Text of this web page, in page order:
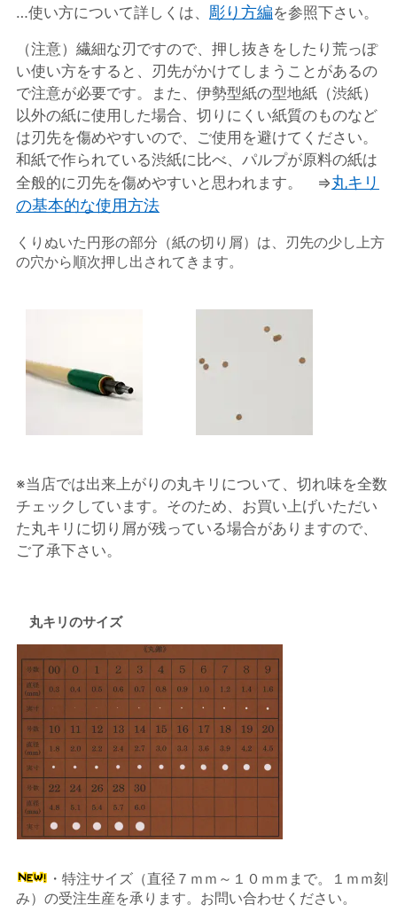
…使い方について詳しくは、 彫り方編を参照下さい。
（注意）繊細な刃ですので、押し抜きをしたり荒っぽ
い使い方をすると、刃先がかけてしまうことがあるの
で注意が必要です。また、伊勢型紙の型地紙（渋紙）
以外の紙に使用した場合、切りにくい紙質のものなど
は刃先を傷めやすいので、ご使用を避けてください。
和紙で作られている渋紙に比べ、パルプが原料の紙は
全般的に刃先を傷めやすいと思われます。 ⇒丸キリ
の基本的な使用方法
くりぬいた円形の部分（紙の切り屑）は、刃先の少し上方
の穴から順次押し出されてきます。
※当店では出来上がりの丸キリについて、切れ味を全数
チェックしています。そのため、お買い上げいただい
た丸キリに切り屑が残っている場合がありますので、
ご了承下さい。
丸キリのサイズ
・特注サイズ（直径７ｍｍ～１０ｍｍまで。１ｍｍ刻
み）の受注生産を承ります。お問い合わせください。